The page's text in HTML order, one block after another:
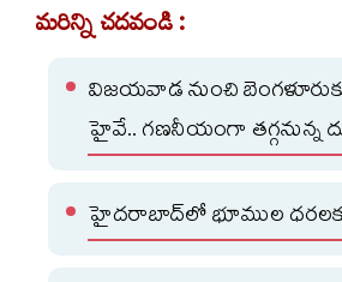
మరిన్ని చదవండి :
విజయవాడ నుంచి బెంగళూరుకు
హైవే.. గణనీయంగా తగ్గనున్న
హైదరాబాద్‌లో భూముల ధరలకు